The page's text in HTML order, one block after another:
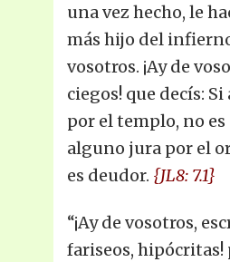
una vez hecho, le
más hijo del
vosotros. ¡Ay de
ciegos! que decís:
por el templo, no es
alguno jura por el
es deudor. {JL8: 7.1}
“¡Ay de vosotros,
fariseos, hipócritas!